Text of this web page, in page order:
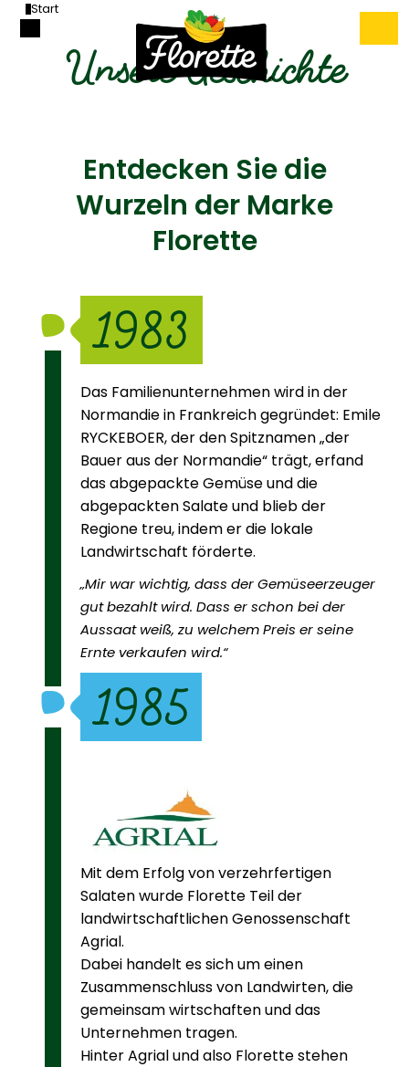
Start
Unsere Geschichte
Entdecken Sie die
Wurzeln der Marke
Florette
1983
Das Familienunternehmen wird in der
Normandie in Frankreich gegründet: Emile
RYCKEBOER, der den Spitznamen „der
Bauer aus der Normandie“ trägt, erfand
das abgepackte Gemüse und die
abgepackten Salate und blieb der
Regione treu, indem er die lokale
Landwirtschaft förderte.
„Mir war wichtig, dass der Gemüseerzeuger
gut bezahlt wird. Dass er schon bei der
Aussaat weiß, zu welchem Preis er seine
Ernte verkaufen wird.“
1985
Mit dem Erfolg von verzehrfertigen
Salaten wurde Florette Teil der
landwirtschaftlichen Genossenschaft
Agrial.
Dabei handelt es sich um einen
Zusammenschluss von Landwirten, die
gemeinsam wirtschaften und das
Unternehmen tragen.
Hinter Agrial und also Florette stehen